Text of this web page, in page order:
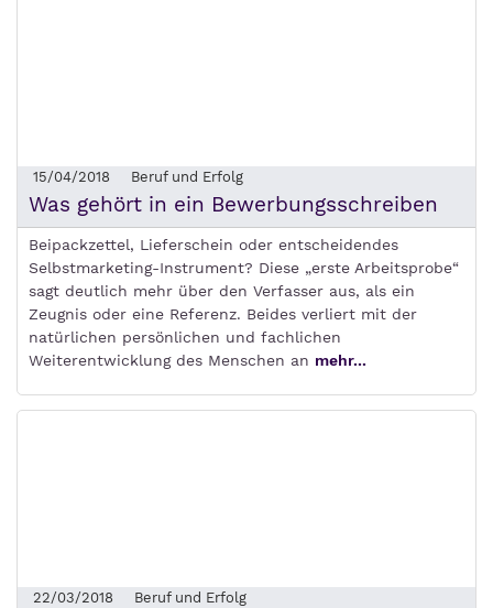
15/04/2018 Beruf und Erfolg
Was gehört in ein Bewerbungsschreiben
Beipackzettel, Lieferschein oder entscheidendes
Selbstmarketing-Instrument? Diese „erste Arbeitsprobe“
sagt deutlich mehr über den Verfasser aus, als ein
Zeugnis oder eine Referenz. Beides verliert mit der
natürlichen persönlichen und fachlichen
Weiterentwicklung des Menschen an mehr...
22/03/2018 Beruf und Erfolg